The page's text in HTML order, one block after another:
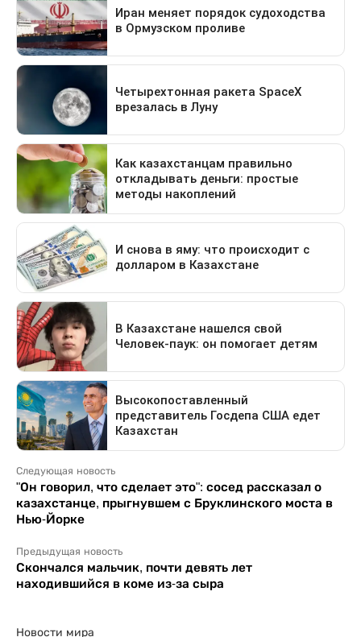
Следующая новость
"Он говорил, что сделает это": сосед рассказал о
казахстанце, прыгнувшем с Бруклинского моста в
Нью-Йорке
Предыдущая новость
Скончался мальчик, почти девять лет
находившийся в коме из-за сыра
Новости мира